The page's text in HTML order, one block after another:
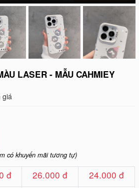
LASER - MẪU CAHMIEY
giá
có khuyến mãi tương tự)
đ 26.000 đ 24.000 đ